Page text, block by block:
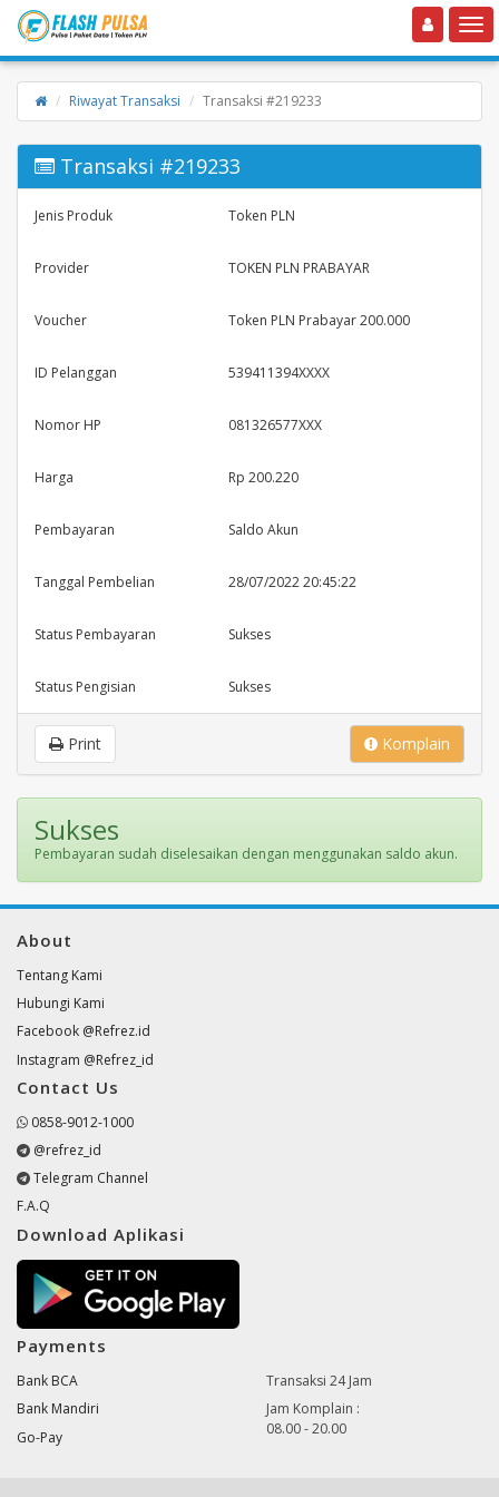
Toggle navigation
Riwayat Transaksi Transaksi #219233
Transaksi #219233
Jenis Produk Token PLN
Provider TOKEN PLN PRABAYAR
Voucher Token PLN Prabayar 200.000
ID Pelanggan 539411394XXXX
Nomor HP 081326577XXX
Harga Rp 200.220
Pembayaran Saldo Akun
Tanggal Pembelian 28/07/2022 20:45:22
Status Pembayaran Sukses
Status Pengisian Sukses
Komplain
Print
Sukses
Pembayaran sudah diselesaikan dengan menggunakan saldo akun.
About
Tentang Kami
Hubungi Kami
Facebook @Refrez.id
Instagram @Refrez_id
Contact Us
0858-9012-1000
@refrez_id
Telegram Channel
F.A.Q
Download Aplikasi
Payments
Bank BCA
Bank Mandiri
Go-Pay
Transaksi 24 Jam
Jam Komplain :
08.00 - 20.00